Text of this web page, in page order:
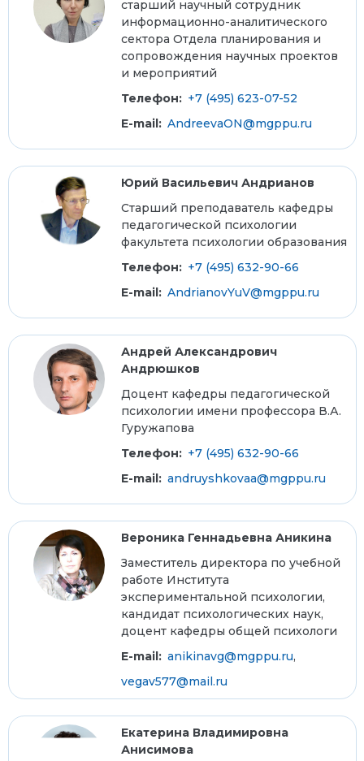
старший научный сотрудник
информационно-аналитического
сектора Отдела планирования и
сопровождения научных проектов
и мероприятий
Телефон: +7 (495) 623-07-52
E-mail: AndreevaON@mgppu.ru
Юрий Васильевич Андрианов
Старший преподаватель кафедры
педагогической психологии
факультета психологии образования
Телефон: +7 (495) 632-90-66
E-mail: AndrianovYuV@mgppu.ru
Андрей Александрович
Андрюшков
Доцент кафедры педагогической
психологии имени профессора В.А.
Гуружапова
Телефон: +7 (495) 632-90-66
E-mail: andruyshkovaa@mgppu.ru
Вероника Геннадьевна Аникина
Заместитель директора по учебной
работе Института
экспериментальной психологии,
кандидат психологических наук,
доцент кафедры общей психологи
E-mail: anikinavg@mgppu.ru,
vegav577@mail.ru
Екатерина Владимировна
Анисимова